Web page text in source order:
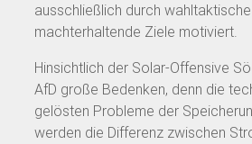
ausschließlich durch
machterhaltende Ziele motiviert.
Hinsichtlich der Solar-Offensive
AfD große Bedenken, denn die
gelösten Probleme der
werden die Differenz zwischen